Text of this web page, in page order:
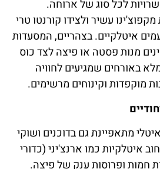
לכל סוג של ארוחה.
עשיר ולצידו קורנטו טרי
איטלקיים. בצהריים, המסעדות
מנות פסטה או פיצה לצד כוס
באורחים שמגיעים לחוויה
מוקפדות וקינוחים מרשימים.
מתאפיינת גם בדוכנים ושוקי
איטלקיות כמו ארנצ'יני (כדורי
חמות ופרוסות ענק של פיצה.